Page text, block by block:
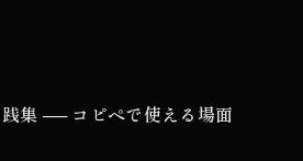
集 ── コピペで使える場面